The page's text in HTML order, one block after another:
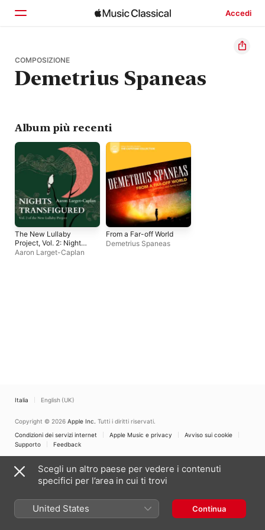
Accedi
Home
Scopri
COMPOSIZIONE
Demetrius Spaneas
Album più recenti
The New Lullaby
Project, Vol. 2: Nights
Transfigured
Aaron Larget-Caplan
From a Far-off World
Demetrius Spaneas
Italia English (UK)
Copyright © 2026 Apple Inc. Tutti i diritti riservati.
Condizioni dei servizi internet
Apple Music e privacy
Avviso sui cookie
Supporto
Feedback
Scegli un altro paese per vedere i contenuti
specifici per l’area in cui ti trovi
United States Continua